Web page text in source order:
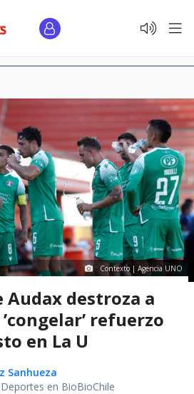
Contexto | Agencia UNO
Audax destroza a
refuerzo
en La U
Sanhueza
en BioBioChile